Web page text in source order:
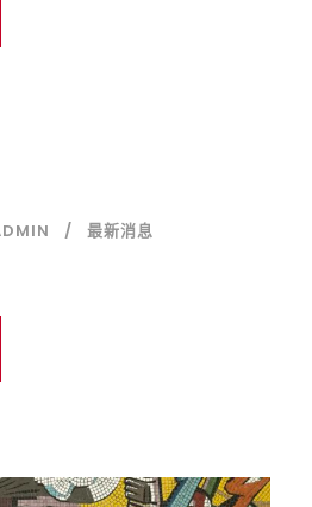
最新消息